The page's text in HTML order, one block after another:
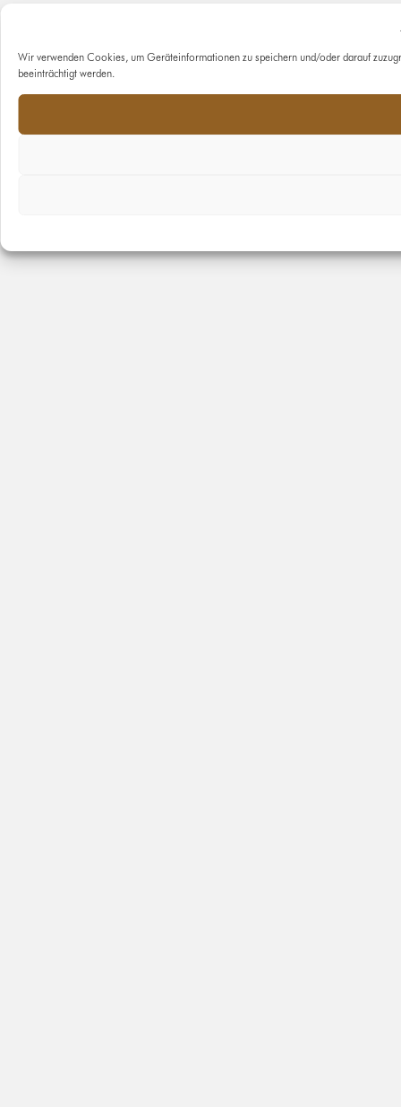
Wir verwenden Cookies, um Geräteinformationen zu speichern und/oder darauf
beeinträchtigt werden.